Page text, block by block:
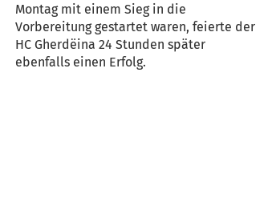
Montag mit einem Sieg in die
Vorbereitung gestartet waren, feierte der
HC Gherdëina 24 Stunden später
ebenfalls einen Erfolg.